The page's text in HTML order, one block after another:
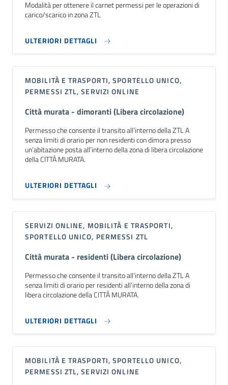
Modalità per ottenere il carnet permessi per le operazioni di
carico/scarico in zona ZTL
ULTERIORI DETTAGLI
MOBILITÀ E TRASPORTI, SPORTELLO UNICO,
PERMESSI ZTL, SERVIZI ONLINE
Città murata - dimoranti (Libera circolazione)
Permesso che consente il transito all’interno della ZTL A
senza limiti di orario per non residenti con dimora presso
un’abitazione posta all’interno della zona di libera circolazione
della CITTÀ MURATA.
ULTERIORI DETTAGLI
SERVIZI ONLINE, MOBILITÀ E TRASPORTI,
SPORTELLO UNICO, PERMESSI ZTL
Città murata - residenti (Libera circolazione)
Permesso che consente il transito all’interno della ZTL A
senza limiti di orario per residenti all’interno della zona di
libera circolazione della CITTÀ MURATA.
ULTERIORI DETTAGLI
MOBILITÀ E TRASPORTI, SPORTELLO UNICO,
PERMESSI ZTL, SERVIZI ONLINE